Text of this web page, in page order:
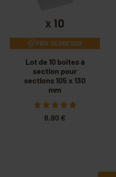
PRIX DEGRESSIF
Lot de 10 boîtes à
section pour
sections 105 x 130
mm
8,90 €